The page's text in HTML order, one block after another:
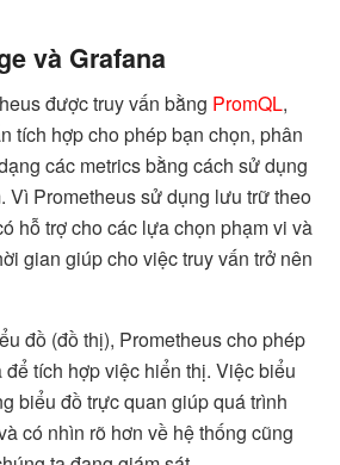
và Grafana
được truy vấn bằng PromQL,
tích hợp cho phép bạn chọn, phân
các metrics bằng cách sử dụng
Vì Prometheus sử dụng lưu trữ theo
hỗ trợ cho các lựa chọn phạm vi và
gian giúp cho việc truy vấn trở nên
đồ (đồ thị), Prometheus cho phép
tích hợp việc hiển thị. Việc biểu
biểu đồ trực quan giúp quá trình
có nhìn rõ hơn về hệ thống cũng